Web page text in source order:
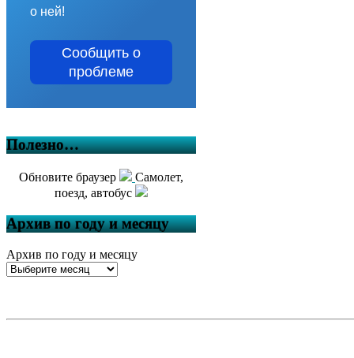
о ней!
Сообщить о
проблеме
Полезно…
Обновите браузер
Самолет,
поезд, автобус
Архив по году и месяцу
Архив по году и месяцу